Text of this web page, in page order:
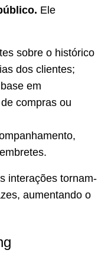
Ele
sobre o histórico
dos clientes;
em
compras ou
interações tornam-
aumentando o